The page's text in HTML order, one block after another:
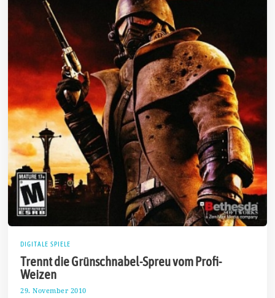
DIGITALE SPIELE
Trennt die Grünschnabel-Spreu vom Profi-
Weizen
29. November 2010